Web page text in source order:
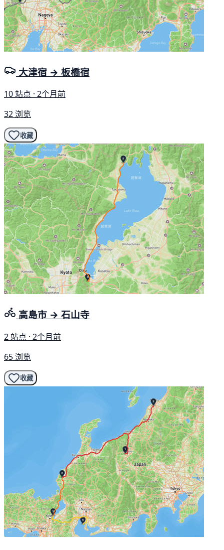
大津宿 → 板橋宿
10 站点 · 2个月前
32 浏览
收藏
高島市 → 石山寺
2 站点 · 2个月前
65 浏览
收藏